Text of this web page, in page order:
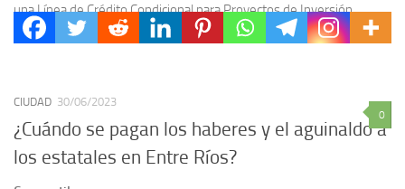
una Línea de Crédito Condicional para Proyectos de Inversión
(CCLIP) de hasta U$S 800 millones para Argentina...
0
CIUDAD 30/06/2023
¿Cuándo se pagan los haberes y el aguinaldo a
los estatales en Entre Ríos?